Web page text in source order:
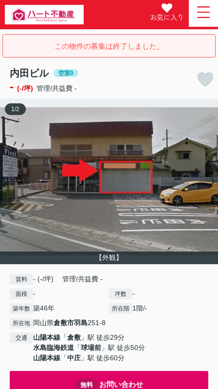
お気に入り
この物件の募集は終了しました。
内田ビル 空室0
- (-/坪) 管理/共益費 -
【外観】
1 /2
賃料 - (-/坪) 管理/共益費 -
面積 - 坪数 -
築年数 築46年 所在階 1階/-
所在地 岡山県倉敷市羽島251-8
交通 山陽本線 「倉敷 」駅 徒歩29分
水島臨海鉄道 「球場前 」駅 徒歩50分
山陽本線 「中庄 」駅 徒歩60分
無料 お問い合わせ